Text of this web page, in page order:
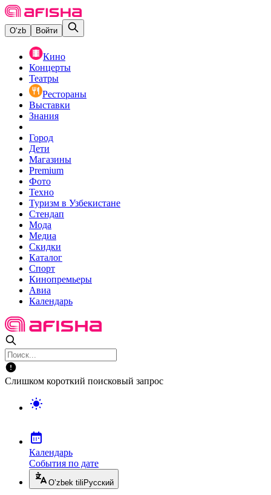
O‘zb Войти
Кино
Концерты
Театры
Рестораны
Выставки
Знания
Город
Дети
Магазины
Premium
Фото
Техно
Туризм в Узбекистане
Стендап
Мода
Медиа
Скидки
Каталог
Спорт
Кинопремьеры
Авиа
Календарь
Слишком короткий поисковый запрос
Календарь
События по дате
O’zbek tili Русский